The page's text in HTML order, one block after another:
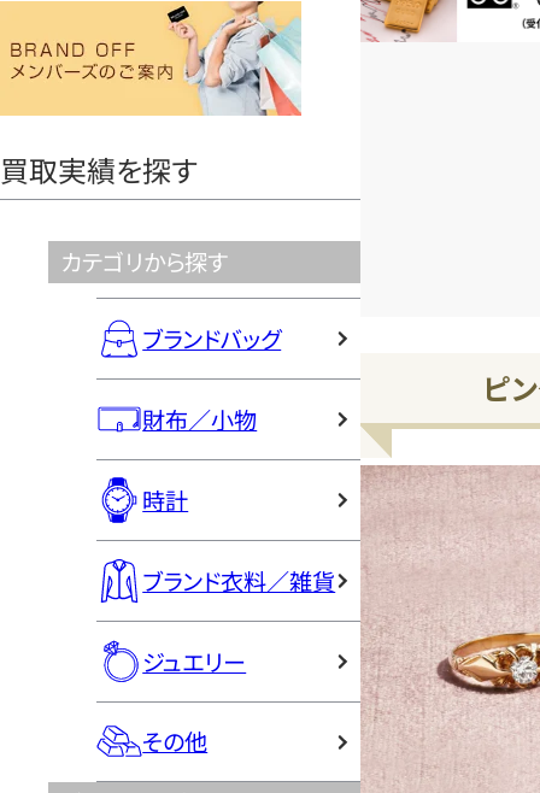
ヤ
買取実績を探す
カテゴリから探す
ブランドバッグ
財布／小物
時計
ブランド衣料／雑貨
ジュエリー
その他
ピ